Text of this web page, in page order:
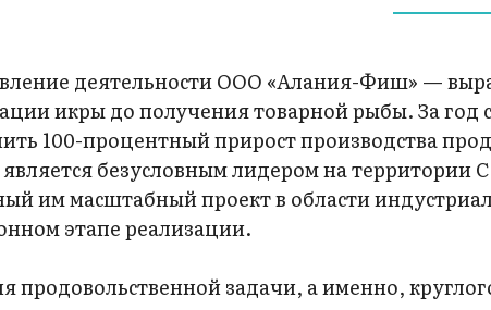
деятельности ООО «Алания-Фиш» —
икры до получения товарной рыбы. За
100-процентный прирост производства
безусловным лидером на территории
им масштабный проект в области
этапе реализации.
задачи, а именно,